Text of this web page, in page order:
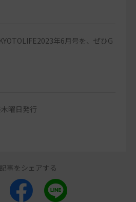
年6月号を、ぜひG
木曜日発行
事をシェアする